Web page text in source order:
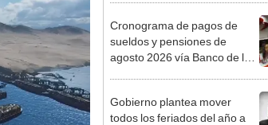
Cronograma de pagos de
sueldos y pensiones de
agosto 2026 vía Banco de la
Gobierno plantea mover
todos los feriados del año a